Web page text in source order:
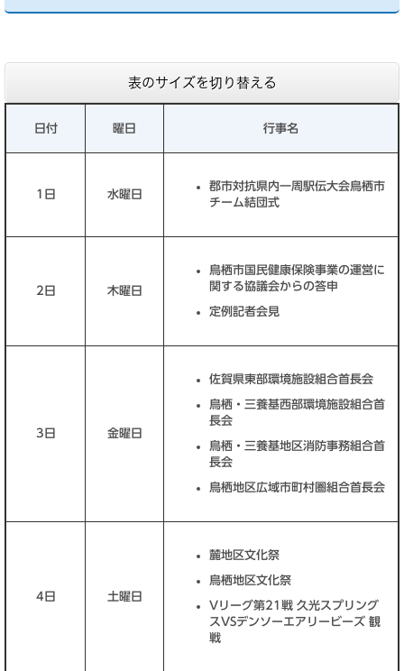
表のサイズを切り替える
日付 曜日 行事名
1日 水曜日
郡市対抗県内一周駅伝大会鳥栖市
チーム結団式
2日 木曜日
鳥栖市国民健康保険事業の運営に
関する協議会からの答申
定例記者会見
3日 金曜日
佐賀県東部環境施設組合首長会
鳥栖・三養基西部環境施設組合首
長会
鳥栖・三養基地区消防事務組合首
長会
鳥栖地区広域市町村圏組合首長会
4日 土曜日
麓地区文化祭
鳥栖地区文化祭
Vリーグ第21戦 久光スプリング
スVSデンソーエアリービーズ 観
戦